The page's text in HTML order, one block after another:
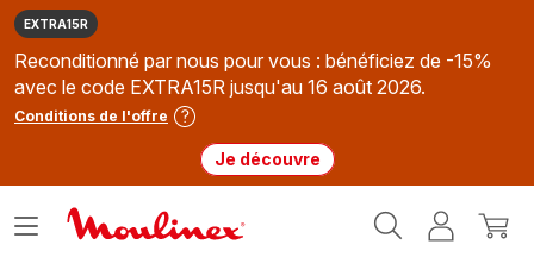
EXTRA15R
Reconditionné par nous pour vous : bénéficiez de -15%
avec le code EXTRA15R jusqu'au 16 août 2026.
Conditions de l'offre
Je découvre
MonMon
Ouvrir